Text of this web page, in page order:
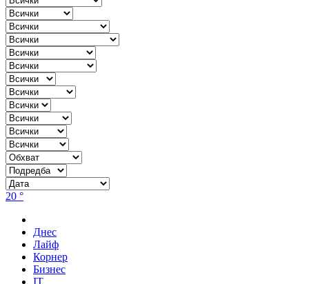
20 °
Днес
Лайф
Корнер
Бизнес